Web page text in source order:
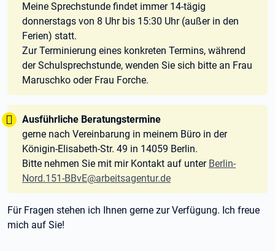
Meine Sprechstunde findet immer 14-tägig
donnerstags von 8 Uhr bis 15:30 Uhr (außer in den
Ferien) statt.
Zur Terminierung eines konkreten Termins, während
der Schulsprechstunde, wenden Sie sich bitte an Frau
Maruschko oder Frau Forche.
Tipp:
Ausführliche Beratungstermine
gerne nach Vereinbarung in meinem Büro in der
Königin-Elisabeth-Str. 49 in 14059 Berlin.
Bitte nehmen Sie mit mir Kontakt auf unter Berlin-
Nord.151-BBvE@arbeitsagentur.de
Für Fragen stehen ich Ihnen gerne zur Verfügung. Ich freue
mich auf Sie!